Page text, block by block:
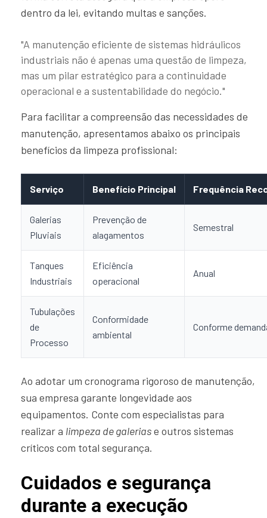
dentro da lei, evitando multas e sanções.
"A manutenção eficiente de sistemas hidráulicos
industriais não é apenas uma questão de limpeza,
mas um pilar estratégico para a continuidade
operacional e a sustentabilidade do negócio."
Para facilitar a compreensão das necessidades de
manutenção, apresentamos abaixo os principais
benefícios da limpeza profissional:
Serviço Benefício Principal Frequência
Galerias
Pluviais
Prevenção de
alagamentos
Semestral
Tanques
Industriais
Eficiência
operacional
Anual
Tubulações
de
Processo
Conformidade
ambiental
Conforme
Ao adotar um cronograma rigoroso de manutenção,
sua empresa garante longevidade aos
equipamentos. Conte com especialistas para
realizar a limpeza de galeriase outros sistemas
críticos com total segurança.
Cuidados e segurança
durante a execução